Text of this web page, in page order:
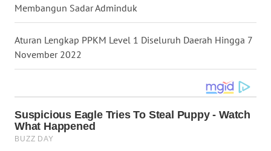
Membangun Sadar Adminduk
Aturan Lengkap PPKM Level 1 Diseluruh Daerah Hingga 7
November 2022
WN
SULSEL
WN
WN
SULUT